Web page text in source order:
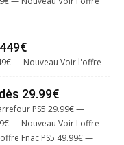
— Nouveau Voir l'offre
29.99€
PS5 29.99€ —
— Nouveau Voir l'offre
Fnac PS5 49.99€ —